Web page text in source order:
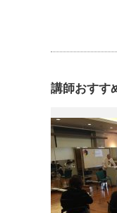
講師おすす